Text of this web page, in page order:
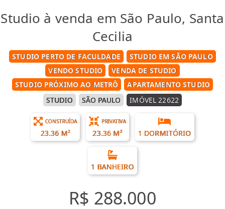
Studio à venda em São Paulo, Santa
Cecilia
STUDIO PERTO DE FACULDADE
STUDIO EM SÃO PAULO
VENDO STUDIO
VENDA DE STUDIO
STUDIO PRÓXIMO AO METRÔ
APARTAMENTO STUDIO
STUDIO
SÃO PAULO IMÓVEL 22622
CONSTRUÍDA
23.36 M²
PRIVATIVA
23.36 M² 1 DORMITÓRIO
1 BANHEIRO
R$ 288.000